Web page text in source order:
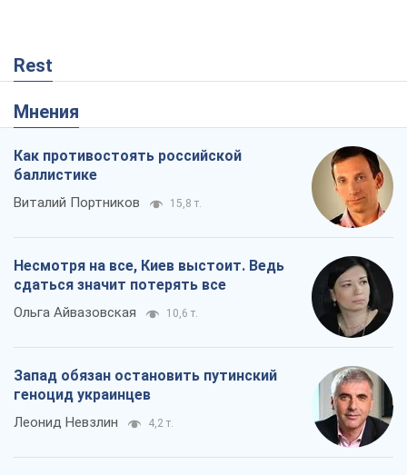
Rest
Мнения
Как противостоять российской
баллистике
Виталий Портников 15,8 т.
Несмотря на все, Киев выстоит. Ведь
сдаться значит потерять все
Ольга Айвазовская 10,6 т.
Запад обязан остановить путинский
геноцид украинцев
Леонид Невзлин 4,2 т.